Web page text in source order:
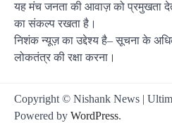
यह मंच जनता की आवाज़ को प्रमुखता
का संकल्प रखता है।
निशंक न्यूज़ का उद्देश्य है– सूचना के
लोकतंत्र की रक्षा करना।
Copyright © Nishank News |
Powered by WordPress.